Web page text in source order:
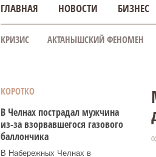
ГЛАВНАЯ НОВОСТИ БИЗНЕС
КРИЗИС АКТАНЫШСКИЙ ФЕНОМЕН
КОРОТКО
В Челнах пострадал мужчина
из-за взорвавшегося газового
баллончика
В Набережных Челнах в